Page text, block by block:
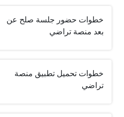
خطوات حضور جلسة صلح عن
بعد منصة تراضي
خطوات تحميل تطبيق منصة
تراضي